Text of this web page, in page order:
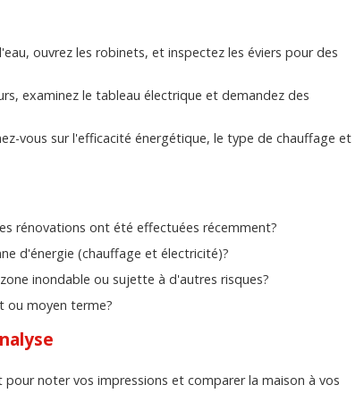
ouvrez les robinets, et inspectez les éviers pour des
examinez le tableau électrique et demandez des
vous sur l'efficacité énergétique, le type de chauffage et
rénovations ont été effectuées récemment?
d'énergie (chauffage et électricité)?
inondable ou sujette à d'autres risques?
ou moyen terme?
noter vos impressions et comparer la maison à vos